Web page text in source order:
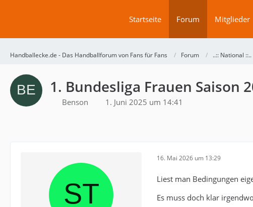
Startseite Forum Mitglieder
Handballecke.de - Das Handballforum von Fans für Fans Forum ..:: National ::..
1. Bundesliga Frauen Saison
Benson 1. Juni 2025 um 14:41
16. Mai 2026 um 13:29
Liest man Bedingungen
Es muss doch klar